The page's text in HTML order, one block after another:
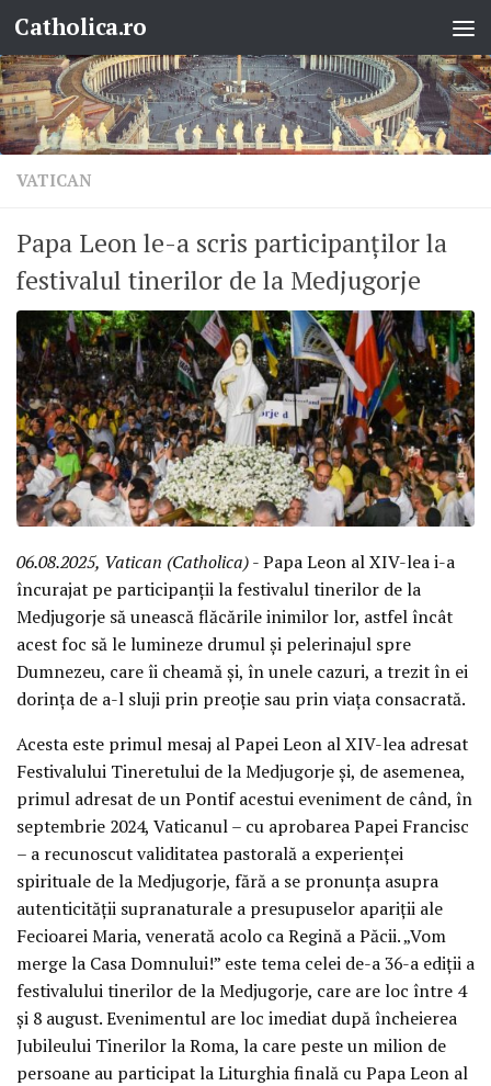
Skip to content
Catholica.ro
VATICAN
Papa Leon le-a scris participanților la
festivalul tinerilor de la Medjugorje
06.08.2025, Vatican (Catholica)- Papa Leon al XIV-lea i-a
încurajat pe participanții la festivalul tinerilor de la
Medjugorje să unească flăcările inimilor lor, astfel încât
acest foc să le lumineze drumul și pelerinajul spre
Dumnezeu, care îi cheamă și, în unele cazuri, a trezit în ei
dorința de a-l sluji prin preoție sau prin viața consacrată.
Acesta este primul mesaj al Papei Leon al XIV-lea adresat
Festivalului Tineretului de la Medjugorje și, de asemenea,
primul adresat de un Pontif acestui eveniment de când, în
septembrie 2024, Vaticanul – cu aprobarea Papei Francisc
– a recunoscut validitatea pastorală a experienței
spirituale de la Medjugorje, fără a se pronunța asupra
autenticității supranaturale a presupuselor apariții ale
Fecioarei Maria, venerată acolo ca Regină a Păcii. „Vom
merge la Casa Domnului!” este tema celei de-a 36-a ediții a
festivalului tinerilor de la Medjugorje, care are loc între 4
și 8 august. Evenimentul are loc imediat după încheierea
Jubileului Tinerilor la Roma, la care peste un milion de
persoane au participat la Liturghia finală cu Papa Leon al